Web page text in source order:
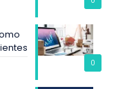
0